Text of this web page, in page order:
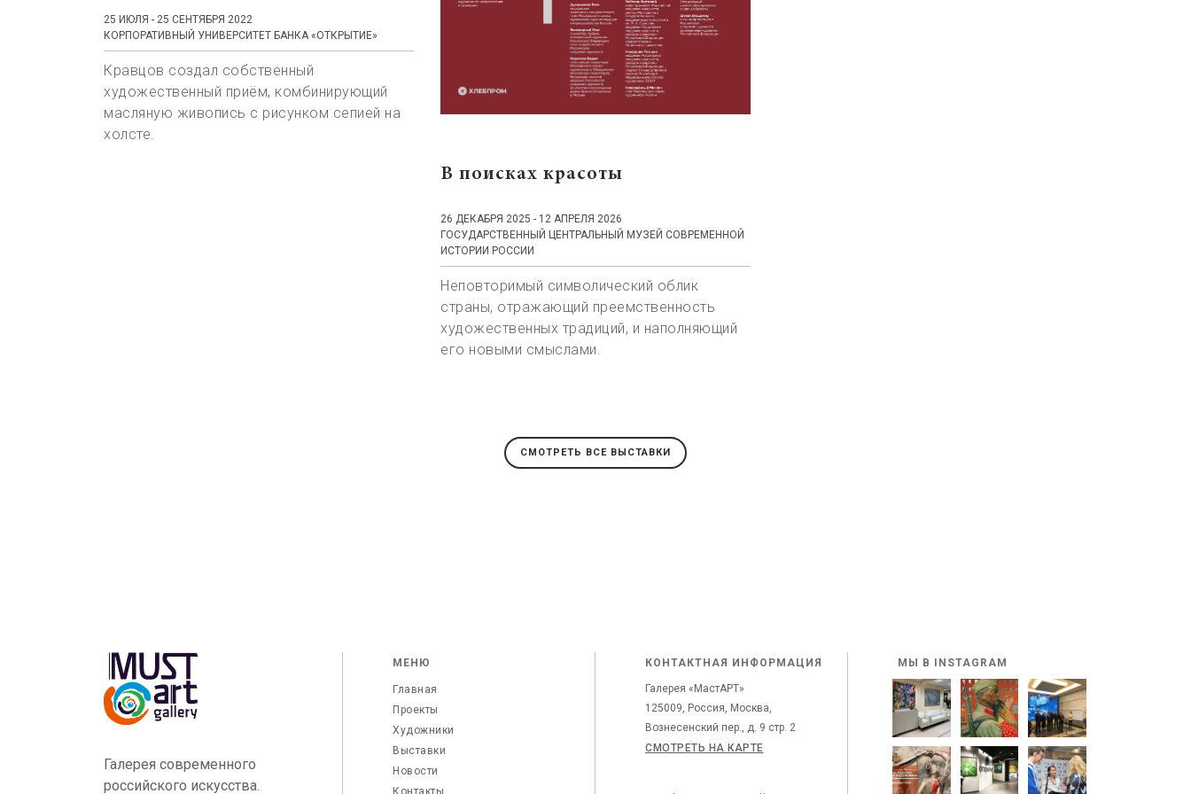
25 ИЮЛЯ - 25 СЕНТЯБРЯ 2022
КОРПОРАТИВНЫЙ УНИВЕРСИТЕТ БАНКА «ОТКРЫТИЕ»
Кравцов создал собственный
художественный приём, комбинирующий
масляную живопись с рисунком сепией на
холсте.
В поисках красоты
26 ДЕКАБРЯ 2025 - 12 АПРЕЛЯ 2026
ГОСУДАРСТВЕННЫЙ ЦЕНТРАЛЬНЫЙ МУЗЕЙ СОВРЕМЕННОЙ
ИСТОРИИ РОССИИ
Неповторимый символический облик
страны, отражающий преемственность
художественных традиций, и наполняющий
его новыми смыслами.
СМОТРЕТЬ ВСЕ ВЫСТАВКИ
Галерея современного
российского искусства.
МЕНЮ
Главная
Проекты
Художники
Выставки
Новости
Контакты
КОНТАКТНАЯ ИНФОРМАЦИЯ
Галерея «МастАРТ»
125009, Россия, Москва,
Вознесенский пер., д. 9 стр. 2
СМОТРЕТЬ НА КАРТЕ
МЫ В INSTAGRAM